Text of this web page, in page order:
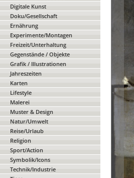
Digitale Kunst
Doku/Gesellschaft
Ernährung
Experimente/Montagen
Freizeit/Unterhaltung
Gegenstände / Objekte
Grafik / Illustrationen
Jahreszeiten
Karten
Lifestyle
Malerei
Muster & Design
Natur/Umwelt
Reise/Urlaub
Religion
Sport/Action
Symbolik/Icons
Technik/Industrie